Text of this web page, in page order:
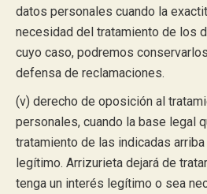
datos personales cuando la
necesidad del tratamiento de los
cuyo caso, podremos
defensa de reclamaciones.
(v) derecho de oposición al
personales, cuando la base legal
tratamiento de las indicadas
legítimo. Arrizurieta dejará de
tenga un interés legítimo o sea